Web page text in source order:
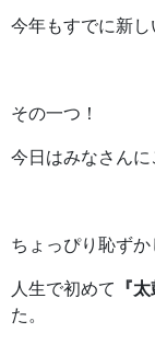
今年もすでに新
その一つ！
今日はみなさん
ちょっぴり恥ず
人生で初めて 『太
た。